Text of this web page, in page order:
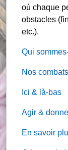
où chaque
obstacles
etc.).
Qui
Nos combats
Ici & là-bas
Agir &
En savoir